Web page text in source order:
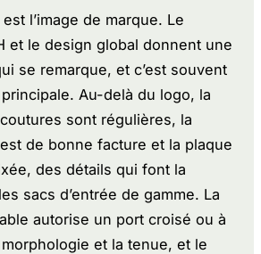
l’image de marque. Le
et le design global donnent une
se remarque, et c’est souvent
principale. Au-delà du logo, la
sont régulières, la
de bonne facture et la plaque
des détails qui font la
sacs d’entrée de gamme. La
autorise un port croisé ou à
morphologie et la tenue, et le